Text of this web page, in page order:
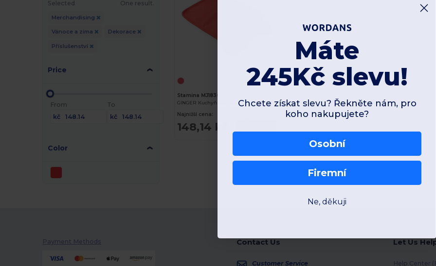
Selected
One result.
Merchandising
Vánoce a zima Dekorace
Příslušenství
Price
From
kč
To
kč
Color
Stamina MJ1830
GINGER Kuchyňská sada sestávající ze 3 kuchyňských pomůcek na pečení domácích sušenek
Najnižší cena:
148,14 kč
Payment Methods Contact Us
Customer Service
Let Us
Help Center
Máte
245Kč slevu!
Chcete získat slevu? Řekněte nám, pro
koho nakupujete?
Osobní
Firemní
Ne, děkuji